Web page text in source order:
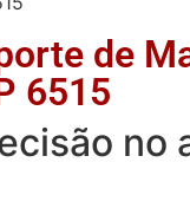
de
6515
no